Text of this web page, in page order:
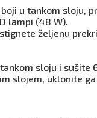
u tankom sloju,
lampi (48 W).
željenu
sloju i sušite
slojem, uklonite ga